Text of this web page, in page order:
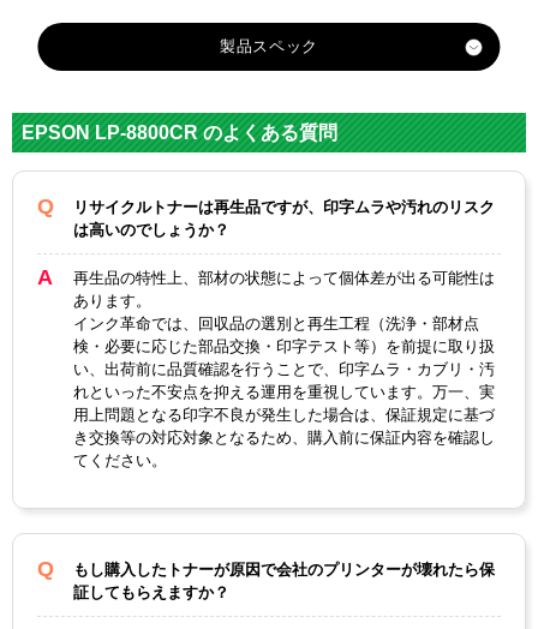
製品スペック
メーカ
ー
エプソン
対応
純正型
LPCA3
ETC2K
ブラ
ック
LPCA3
ETC2C
シア
ン
LPCA3
マゼ
ンタ
LPCA3
イエ
ロー
カラー
ブラッ
ク
シアン
マゼン
タ
イエロ
ー
ICチッ
プ
あり
製品タ
EPSON LP-8800CR のよくある質問
リサイクルトナーは再生品ですが、印字ムラや汚れのリスク
は高いのでしょうか？
再生品の特性上、部材の状態によって個体差が出る可能性は
あります。
インク革命では、回収品の選別と再生工程（洗浄・部材点
検・必要に応じた部品交換・印字テスト等）を前提に取り扱
い、出荷前に品質確認を行うことで、印字ムラ・カブリ・汚
れといった不安点を抑える運用を重視しています。万一、実
用上問題となる印字不良が発生した場合は、保証規定に基づ
き交換等の対応対象となるため、購入前に保証内容を確認し
てください。
もし購入したトナーが原因で会社のプリンターが壊れたら保
証してもらえますか？